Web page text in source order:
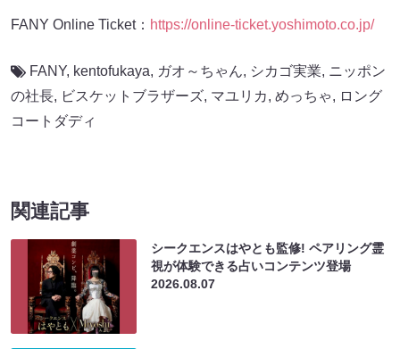
FANY Online Ticket： https://online-ticket.yoshimoto.co.jp/
FANY, kentofukaya, ガオ～ちゃん, シカゴ実業, ニッポン
の社長, ビスケットブラザーズ, マユリカ, めっちゃ, ロング
コートダディ
関連記事
シークエンスはやとも監修! ペアリング霊
視が体験できる占いコンテンツ登場
2026.08.07